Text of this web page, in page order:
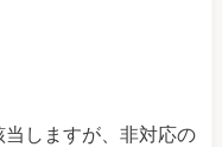
しますが、非対応の